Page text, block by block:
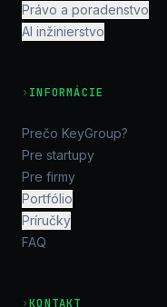
Právo a poradenstvo
AI inžinierstvo
› INFORMÁCIE
Prečo KeyGroup?
Pre startupy
Pre firmy
Portfólio
Príručky
FAQ
›KONTAKT